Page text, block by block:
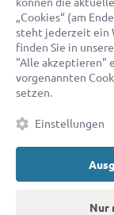
„Cookies“ (am
steht jederzeit ein
finden Sie in
"Alle akzeptieren"
vorgenannten
setzen.
Einstellungen
Nur